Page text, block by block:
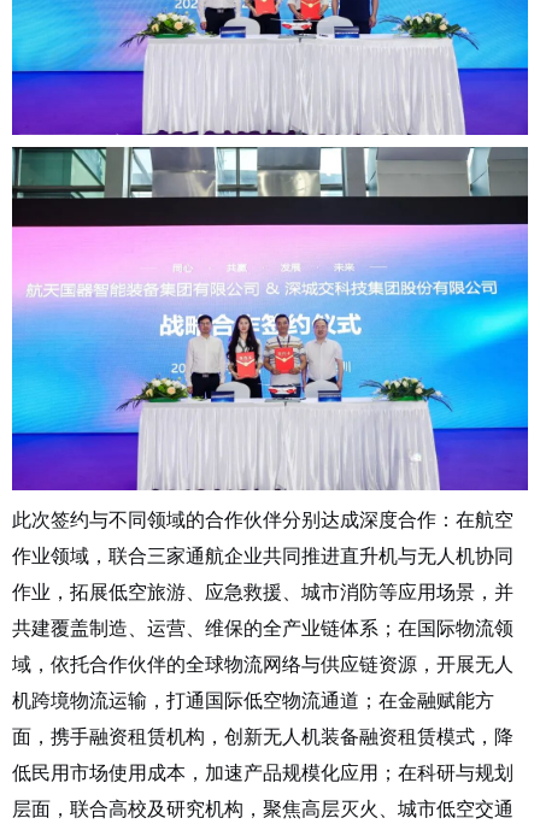
此次签约与不同领域的合作伙伴分别达成深度合作：在航空
作业领域，联合三家通航企业共同推进直升机与无人机协同
作业，拓展低空旅游、应急救援、城市消防等应用场景，并
共建覆盖制造、运营、维保的全产业链体系；在国际物流领
域，依托合作伙伴的全球物流网络与供应链资源，开展无人
机跨境物流运输，打通国际低空物流通道；在金融赋能方
面，携手融资租赁机构，创新无人机装备融资租赁模式，降
低民用市场使用成本，加速产品规模化应用；在科研与规划
层面，联合高校及研究机构，聚焦高层灭火、城市低空交通